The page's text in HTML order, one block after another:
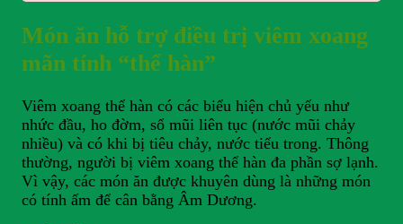
Món ăn hỗ trợ điều trị viêm xoang
mãn tính “thể hàn”
Viêm xoang thể hàn có các biểu hiện chủ yếu như
nhức đầu, ho đờm, sổ mũi liên tục (nước mũi chảy
nhiều) và có khi bị tiêu chảy, nước tiểu trong. Thông
thường, người bị viêm xoang thể hàn đa phần sợ lạnh.
Vì vậy, các món ăn được khuyên dùng là những món
có tính ấm để cân bằng Âm Dương.